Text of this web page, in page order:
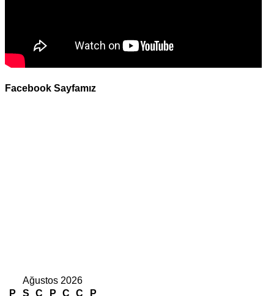
Facebook Sayfamız
Ağustos 2026
P
S Ç P C C P